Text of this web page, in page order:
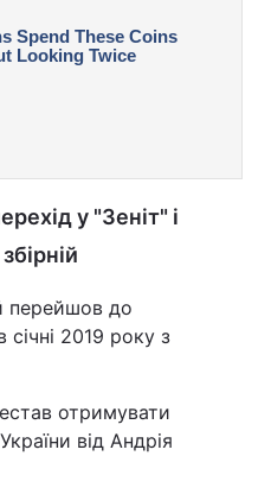
у "Зеніт" і
перейшов до
січні 2019 року з
отримувати
від Андрія